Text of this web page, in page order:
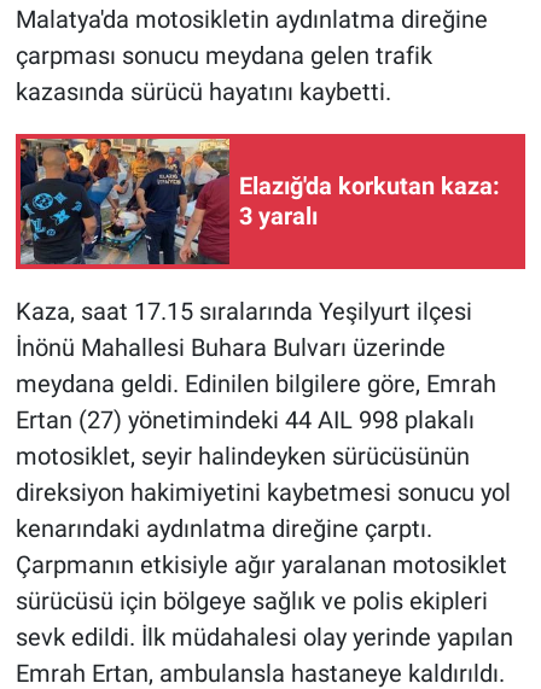
Malatya'da motosikletin aydınlatma direğine
çarpması sonucu meydana gelen trafik
kazasında sürücü hayatını kaybetti.
Elazığ'da korkutan kaza:
3 yaralı
Kaza, saat 17.15 sıralarında Yeşilyurt ilçesi
İnönü Mahallesi Buhara Bulvarı üzerinde
meydana geldi. Edinilen bilgilere göre, Emrah
Ertan (27) yönetimindeki 44 AIL 998 plakalı
motosiklet, seyir halindeyken sürücüsünün
direksiyon hakimiyetini kaybetmesi sonucu yol
kenarındaki aydınlatma direğine çarptı.
Çarpmanın etkisiyle ağır yaralanan motosiklet
sürücüsü için bölgeye sağlık ve polis ekipleri
sevk edildi. İlk müdahalesi olay yerinde yapılan
Emrah Ertan, ambulansla hastaneye kaldırıldı.
Yerel